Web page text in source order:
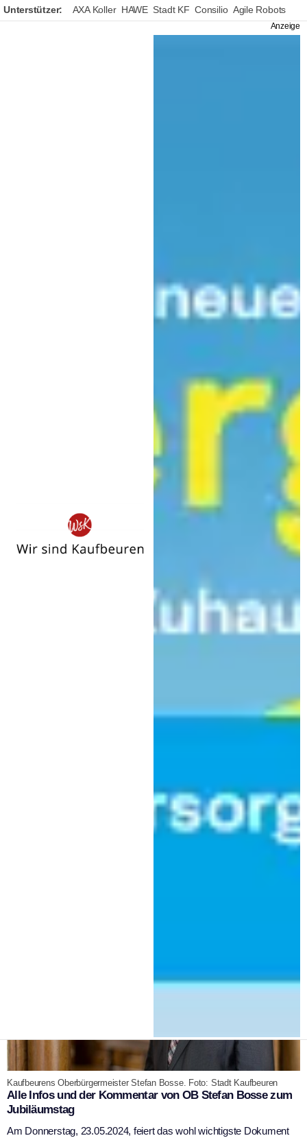
Unterstützer: AXA Koller HAWE Stadt KF Consilio Agile Robots
75 Jahre Grundgesetz: Am
Kaufbeurer Rathaus werden die
Bundesflagge und die
Kaufbeurens Oberbürgermeister Stefan Bosse. Foto: Stadt Kaufbeuren
Alle Infos und der Kommentar von OB Stefan Bosse zum
Jubiläumstag
Am Donnerstag, 23.05.2024, feiert das wohl wichtigste Dokument